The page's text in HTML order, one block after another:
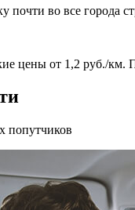
почти во все города
цены от 1,2 руб./км.
попутчиков